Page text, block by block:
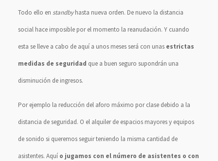
Todo ello en standbyhasta nueva orden. De nuevo la distancia
social hace imposible por el momento la reanudación. Y cuando
esta se lleve a cabo de aquí a unos meses será con unas estrictas
medidas de seguridad que a buen seguro supondrán una
disminución de ingresos.
Por ejemplo la reducción del aforo máximo por clase debido a la
distancia de seguridad. O el alquiler de espacios mayores y equipos
de sonido si queremos seguir teniendo la misma cantidad de
asistentes. Aquí o jugamos con el número de asistentes o con